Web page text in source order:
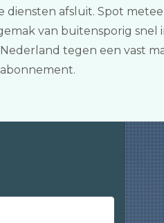
afsluit. Spot
van buitensporig
tegen een vast